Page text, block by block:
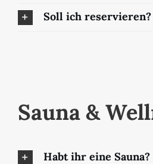
Soll ich reservieren?
Sauna &
Habt ihr eine Sauna?